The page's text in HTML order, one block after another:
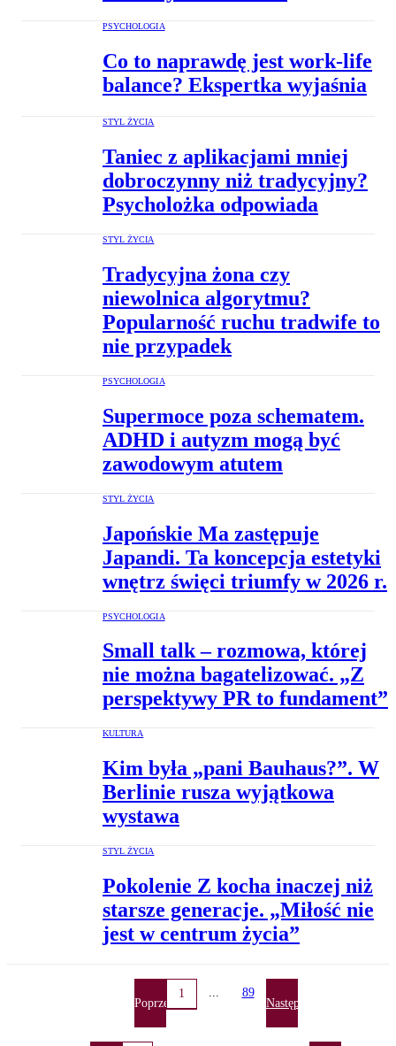
PSYCHOLOGIA
Co to naprawdę jest work-life
balance? Ekspertka wyjaśnia
STYL ŻYCIA
Taniec z aplikacjami mniej
dobroczynny niż tradycyjny?
Psycholożka odpowiada
STYL ŻYCIA
Tradycyjna żona czy
niewolnica algorytmu?
Popularność ruchu tradwife to
nie przypadek
PSYCHOLOGIA
Supermoce poza schematem.
ADHD i autyzm mogą być
zawodowym atutem
STYL ŻYCIA
Japońskie Ma zastępuje
Japandi. Ta koncepcja estetyki
wnętrz święci triumfy w 2026 r.
PSYCHOLOGIA
Small talk – rozmowa, której
nie można bagatelizować. „Z
perspektywy PR to fundament”
KULTURA
Kim była „pani Bauhaus?”. W
Berlinie rusza wyjątkowa
wystawa
STYL ŻYCIA
Pokolenie Z kocha inaczej niż
starsze generacje. „Miłość nie
jest w centrum życia”
Poprzednia
1 ... 89
Następna